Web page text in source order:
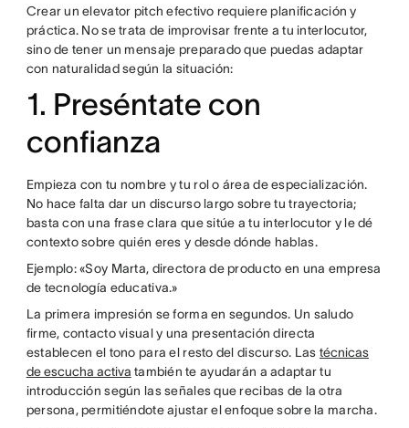
Crear un elevator pitch efectivo requiere planificación y
práctica. No se trata de improvisar frente a tu interlocutor,
sino de tener un mensaje preparado que puedas adaptar
con naturalidad según la situación:
1. Preséntate con
confianza
Empieza con tu nombre y tu rol o área de especialización.
No hace falta dar un discurso largo sobre tu trayectoria;
basta con una frase clara que sitúe a tu interlocutor y le dé
contexto sobre quién eres y desde dónde hablas.
Ejemplo: «Soy Marta, directora de producto en una empresa
de tecnología educativa.»
La primera impresión se forma en segundos. Un saludo
firme, contacto visual y una presentación directa
establecen el tono para el resto del discurso. Las técnicas
de escucha activa también te ayudarán a adaptar tu
introducción según las señales que recibas de la otra
persona, permitiéndote ajustar el enfoque sobre la marcha.